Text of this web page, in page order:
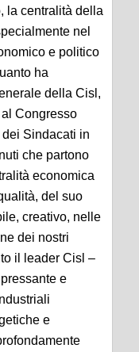
la centralità della
nel
e politico
ha
della Cisl,
Congresso
Sindacati in
che partono
economica
del suo
creativo, nelle
dei nostri
il leader Cisl –
e
e